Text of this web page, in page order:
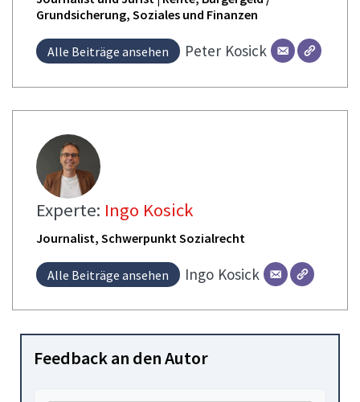
Grundsicherung, Soziales und Finanzen
Alle Beiträge ansehen Peter Kosick
Experte: Ingo Kosick
Journalist, Schwerpunkt Sozialrecht
Alle Beiträge ansehen Ingo Kosick
Feedback an den Autor